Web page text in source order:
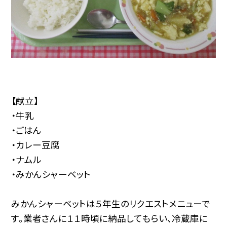
【献立】
・牛乳
・ごはん
・カレー豆腐
・ナムル
・みかんシャーベット
みかんシャーベットは５年生のリクエストメニューで
す。業者さんに１１時頃に納品してもらい、冷蔵庫に